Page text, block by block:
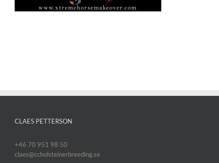
CLAES PETTERSON
+46 70 951 98 50
claes@ccholsteinerbreeding.se